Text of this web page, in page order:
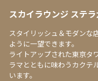
スカイラウンジ ステ
スタイリッシュ＆モダンな
ように一望できます。
ライトアップされた東京タ
ラマとともに味わうカクテ
います。